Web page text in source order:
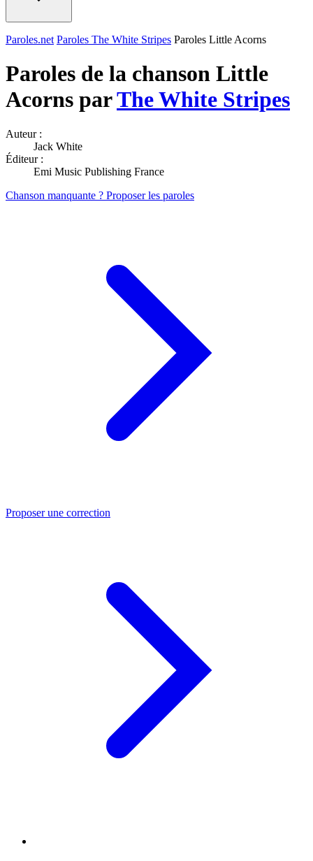
Paroles.net Paroles The White Stripes Paroles Little Acorns
Paroles de la chanson Little
Acorns parThe White Stripes
Auteur :
Jack White
Éditeur :
Emi Music Publishing France
Chanson manquante ? Proposer les paroles
Proposer une correction